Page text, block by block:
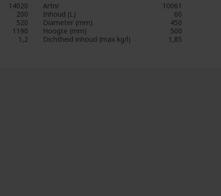
14020
200
520
1190
1,2
Artnr
10061
Inhoud (L)
60
Diameter (mm)
450
Hoogte (mm)
500
Dichtheid inhoud (max kg/l)
1,85